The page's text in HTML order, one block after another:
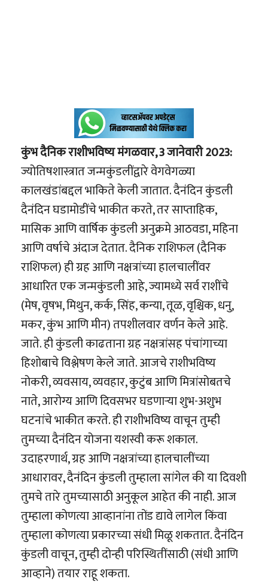
कुंभ दैनिक राशीभविष्य मंगळवार, 3 जानेवारी 2023:
ज्योतिषशास्त्रात जन्मकुंडलींद्वारे वेगवेगळ्या
कालखंडांबद्दल भाकिते केली जातात. दैनंदिन कुंडली
दैनंदिन घडामोडींचे भाकीत करते, तर साप्ताहिक,
मासिक आणि वार्षिक कुंडली अनुक्रमे आठवडा, महिना
आणि वर्षाचे अंदाज देतात. दैनिक राशिफल (दैनिक
राशिफल) ही ग्रह आणि नक्षत्रांच्या हालचालींवर
आधारित एक जन्मकुंडली आहे, ज्यामध्ये सर्व राशींचे
(मेष, वृषभ, मिथुन, कर्क, सिंह, कन्या, तूळ, वृश्चिक, धनु,
मकर, कुंभ आणि मीन) तपशीलवार वर्णन केले आहे.
जाते. ही कुंडली काढताना ग्रह नक्षत्रांसह पंचांगाच्या
हिशोबाचे विश्लेषण केले जाते. आजचे राशीभविष्य
नोकरी, व्यवसाय, व्यवहार, कुटुंब आणि मित्रांसोबतचे
नाते, आरोग्य आणि दिवसभर घडणाऱ्या शुभ-अशुभ
घटनांचे भाकीत करते. ही राशीभविष्य वाचून तुम्ही
तुमच्या दैनंदिन योजना यशस्वी करू शकाल.
उदाहरणार्थ, ग्रह आणि नक्षत्रांच्या हालचालींच्या
आधारावर, दैनंदिन कुंडली तुम्हाला सांगेल की या दिवशी
तुमचे तारे तुमच्यासाठी अनुकूल आहेत की नाही. आज
तुम्हाला कोणत्या आव्हानांना तोंड द्यावे लागेल किंवा
तुम्हाला कोणत्या प्रकारच्या संधी मिळू शकतात. दैनंदिन
कुंडली वाचून, तुम्ही दोन्ही परिस्थितींसाठी (संधी आणि
आव्हाने) तयार राहू शकता.